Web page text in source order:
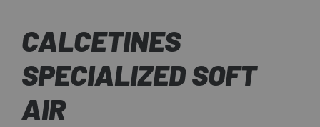
CALCETINES
SPECIALIZED SOFT
AIR